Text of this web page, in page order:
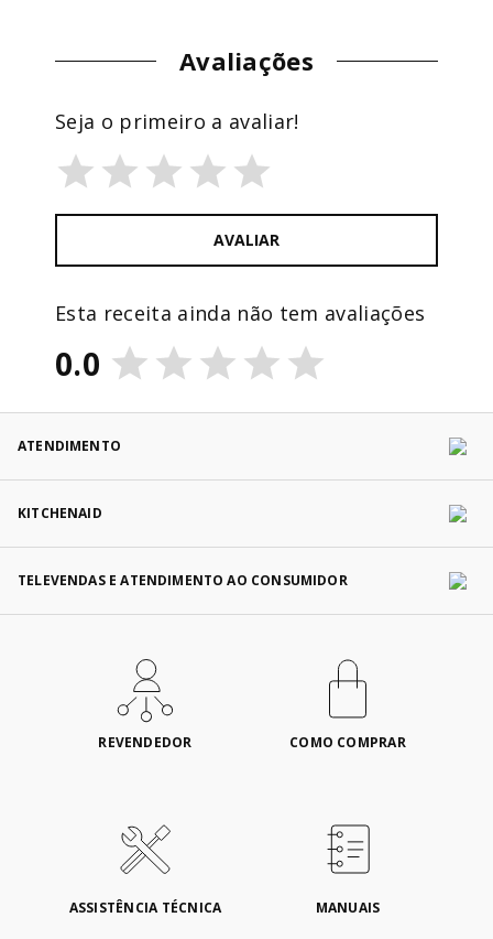
Avaliações
Esta receita ainda não tem avaliações
0.0
Seja o primeiro a avaliar!
AVALIAR
ATENDIMENTO
KITCHENAID
TELEVENDAS E ATENDIMENTO AO CONSUMIDOR
REVENDEDOR COMO COMPRAR
ASSISTÊNCIA TÉCNICA MANUAIS